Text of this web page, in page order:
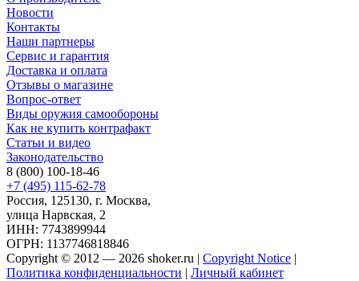
Новости
Контакты
Наши партнеры
Сервис и гарантия
Доставка и оплата
Отзывы о магазине
Вопрос-ответ
Виды оружия самообороны
Как не купить контрафакт
Статьи и видео
Законодательство
8 (800) 100-18-46
+7 (495) 115-62-78
Россия, 125130, г. Москва,
улица Нарвская, 2
ИНН: 7743899944
ОГРН: 1137746818846
Copyright © 2012 — 2026 shoker.ru | Copyright Notice |
Политика конфиденциальности | Личный кабинет